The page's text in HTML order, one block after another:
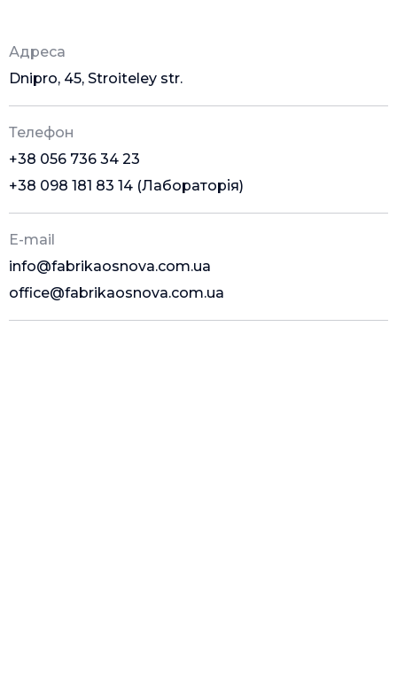
Адреса
Dnipro, 45, Stroiteley str.
Телефон
+38 056 736 34 23
+38 098 181 83 14 (Лабораторія)
E-mail
info@fabrikaosnova.com.ua
office@fabrikaosnova.com.ua